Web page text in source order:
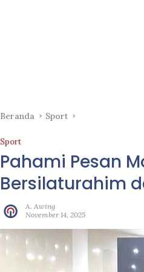
Beranda Sport
Sport
Pahami Pesan
Bersilaturahim
A. Awing
November 14, 2025